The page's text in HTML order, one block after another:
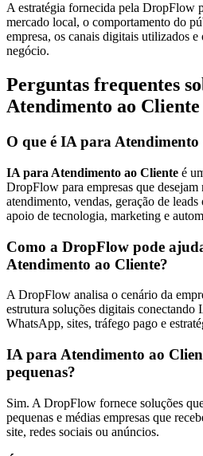
A estratégia fornecida pela DropFlow
mercado local, o comportamento do
empresa, os canais digitais utilizados
negócio.
Perguntas frequentes
Atendimento ao Cliente
O que é IA para Atendimento
IA para Atendimento ao Cliente é
DropFlow para empresas que
atendimento, vendas, geração de
apoio de tecnologia, marketing e
Como a DropFlow pode
Atendimento ao Cliente?
A DropFlow analisa o cenário da
estrutura soluções digitais
WhatsApp, sites, tráfego pago e
IA para Atendimento ao
pequenas?
Sim. A DropFlow fornece soluções
pequenas e médias empresas que
site, redes sociais ou anúncios.